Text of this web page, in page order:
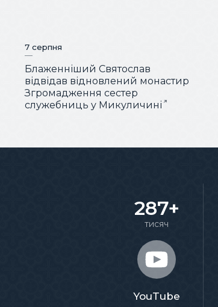
7 серпня
Блаженніший Святослав
відвідав відновлений монастир
Згромадження сестер
служебниць у Микуличині
287+
тисяч
YouTube